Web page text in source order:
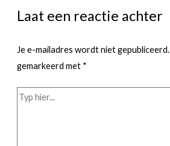
Laat een reactie achter
Je e-mailadres wordt niet gepubliceerd.
gemarkeerd met *
Typ